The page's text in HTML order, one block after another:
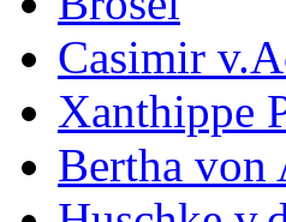
Casimir
Xanthippe
Bertha von